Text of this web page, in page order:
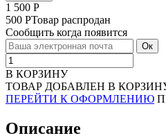
1 500 Р
500 РТовар распродан
Сообщить когда появится
В КОРЗИНУ
ТОВАР ДОБАВЛЕН В
ПЕРЕЙТИ К ОФОРМЛЕНИЮ
Описание